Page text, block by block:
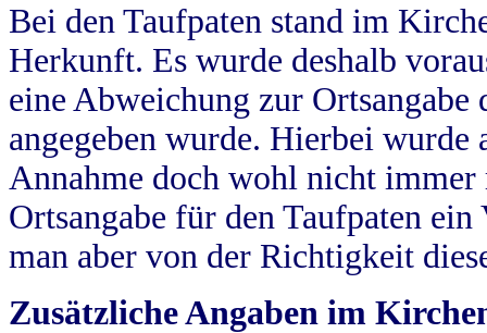
Bei den Taufpaten stand im
Herkunft. Es wurde deshalb
eine Abweichung zur
angegeben wurde. Hierbei wurde
Annahme doch wohl nicht
Ortsangabe für den Taufpaten
man aber von der Richtigkeit
Zusätzliche Angaben im